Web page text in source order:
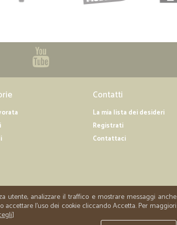
far pagare la consegna al piano.
Contatti
La mia lista dei desideri
Registrati
Contattaci
utente, analizzare il traffico e mostrare messaggi anche
l'uso dei cookie cliccando Accetta. Per maggiori
]